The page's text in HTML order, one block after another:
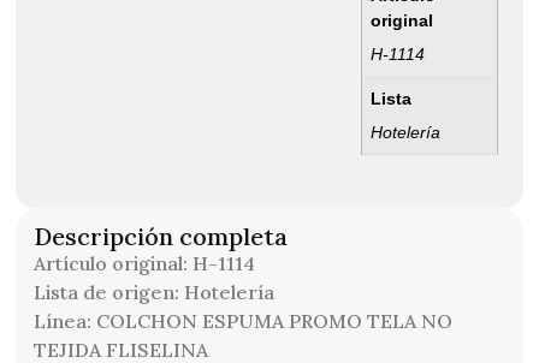
original
H-1114
Lista
Hotelería
Descripción completa
Artículo original: H-1114
Lista de origen: Hotelería
Línea: COLCHON ESPUMA PROMO TELA NO
TEJIDA FLISELINA